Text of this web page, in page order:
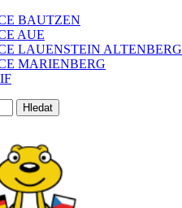
BAUTZEN
AUE
LAUENSTEIN ALTENBERG
MARIENBERG